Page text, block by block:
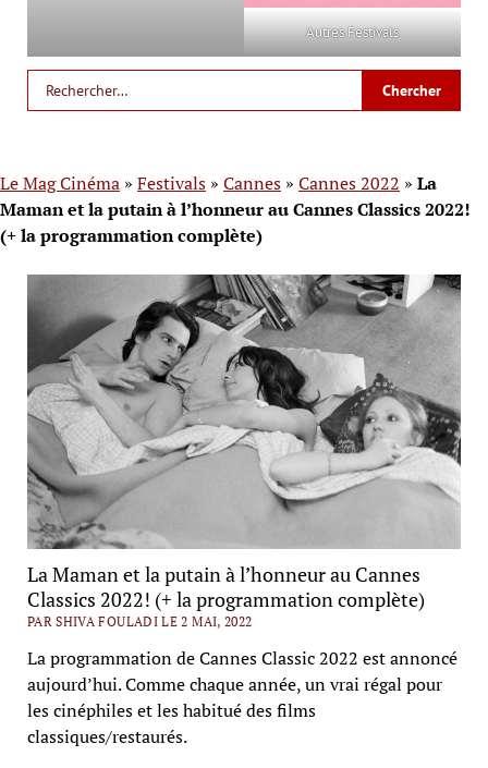
Autres Festivals
Le Mag Cinéma » Festivals » Cannes » Cannes 2022 » La
Maman et la putain à l’honneur au Cannes Classics 2022!
(+ la programmation complète)
La Maman et la putain à l’honneur au Cannes
Classics 2022! (+ la programmation complète)
PAR SHIVA FOULADI LE 2 MAI, 2022
La programmation de Cannes Classic 2022 est annoncé
aujourd’hui. Comme chaque année, un vrai régal pour
les cinéphiles et les habitué des films
classiques/restaurés.